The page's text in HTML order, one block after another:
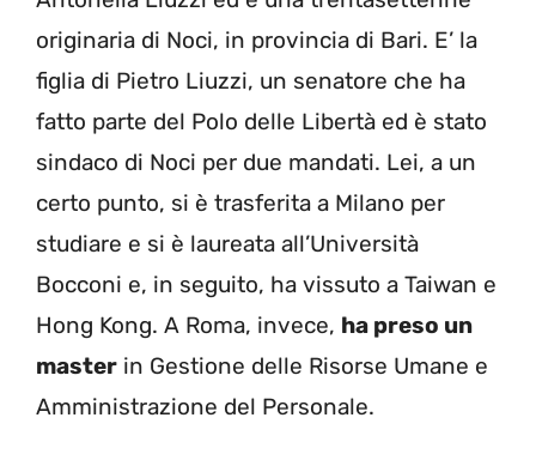
originaria di Noci, in provincia di Bari. E’ la
figlia di Pietro Liuzzi, un senatore che ha
fatto parte del Polo delle Libertà ed è stato
sindaco di Noci per due mandati. Lei, a un
certo punto, si è trasferita a Milano per
studiare e si è laureata all’Università
Bocconi e, in seguito, ha vissuto a Taiwan e
Hong Kong. A Roma, invece, ha preso un
master in Gestione delle Risorse Umane e
Amministrazione del Personale.